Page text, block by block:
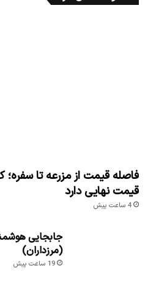
فاصله قیمت از مزرعه تا سفره؛
قیمت نهایی دارد
4 ساعت پیش
جابجایی
(مرزداران)
19 ساعت پیش